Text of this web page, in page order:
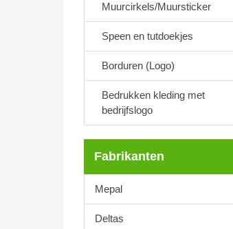
Muurcirkels/Muursticker
Speen en tutdoekjes
Borduren (Logo)
Bedrukken kleding met
bedrijfslogo
Fabrikanten
Mepal
Deltas